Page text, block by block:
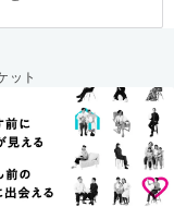
ット